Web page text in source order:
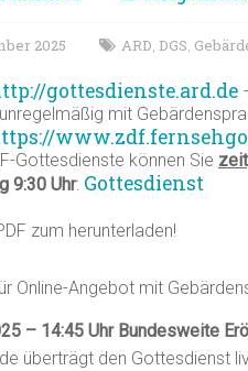
2025 ARD, DGS,
gottesdienste.ard.de
mit
Gottesdienste können Sie
9:30 Uhr: Gottesdienst
zum herunterladen!
Online-Angebot mit
– 14:45 Uhr Bundesweite
überträgt den Gottesdienst